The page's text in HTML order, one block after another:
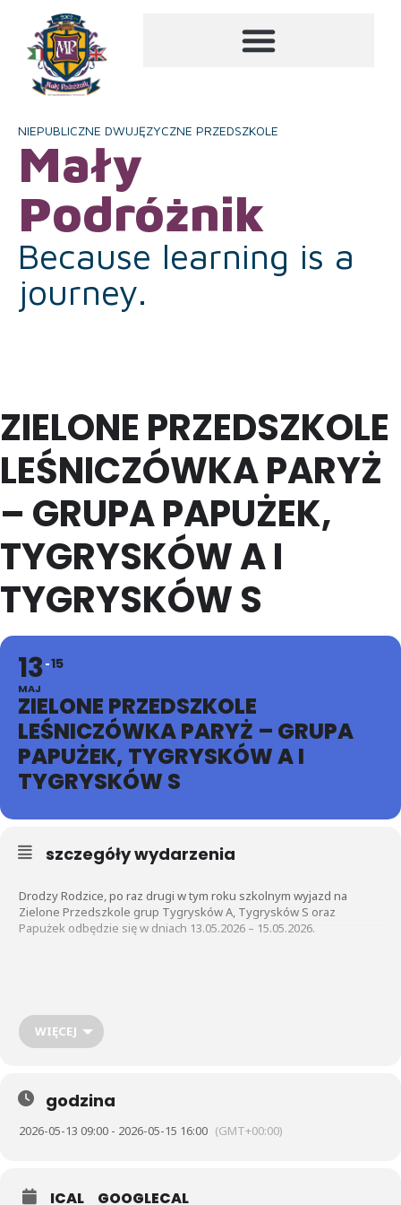
NIEPUBLICZNE DWUJĘZYCZNE PRZEDSZKOLE
Mały
Podróżnik
Because learning is a
journey.
ZIELONE PRZEDSZKOLE
LEŚNICZÓWKA PARYŻ
– GRUPA PAPUŻEK,
TYGRYSKÓW A I
TYGRYSKÓW S
13
MAJ
15
ZIELONE PRZEDSZKOLE
LEŚNICZÓWKA PARYŻ – GRUPA
PAPUŻEK, TYGRYSKÓW A I
TYGRYSKÓW S
szczegóły wydarzenia
Drodzy Rodzice, po raz drugi w tym roku szkolnym wyjazd na
Zielone Przedszkole grup Tygrysków A, Tygrysków S oraz
Papużek odbędzie się w dniach 13.05.2026 – 15.05.2026.
https://www.google.com/maps/place/Parking+Pol
e+Mokotowskie/@52.2098213,20.9992513,17z/da
ta=!3m1!4b1!4m6!3m5!1s0x471ecdba09cb327b:0x
entry=ttu&g_ep=EgoyMDI1MDkxNi4wIKXMDSoA
SAFQAw%3D%3D
WIĘCEJ
godzina
2026-05-13 09:00 - 2026-05-15 16:00 (GMT+00:00)
ICAL GOOGLECAL